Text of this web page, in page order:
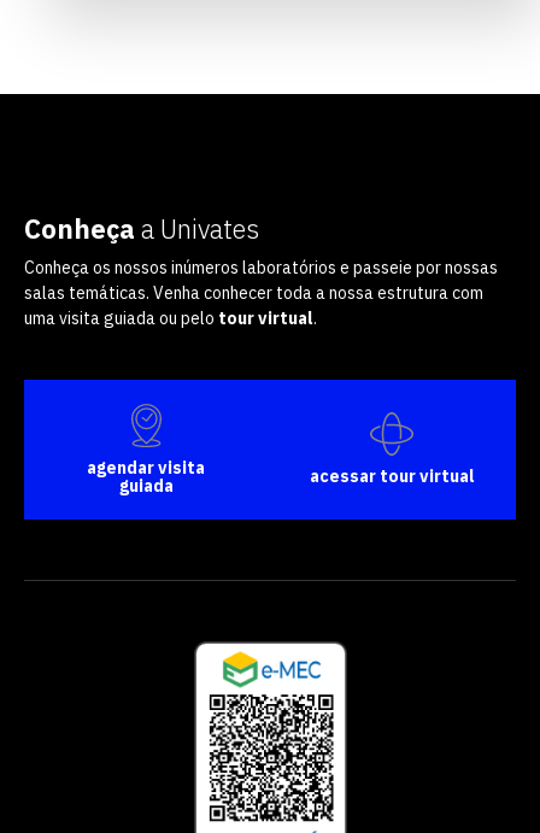
Conheça a Univates
Conheça os nossos inúmeros laboratórios e passeie por nossas
salas temáticas. Venha conhecer toda a nossa estrutura com
uma visita guiada ou pelo tour virtual.
agendar visita
guiada
acessar tour virtual